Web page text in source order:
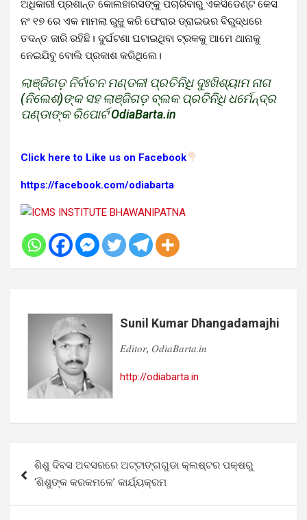
ଅଧିକାରୀ ପ୍ରଶାନ୍ତ କୋଲହାରସଙ୍କୁ ପଚାରିବାରୁ ଏକସିଡେଣ୍ଟ କେସ
ନଂ ୧୭ ରେ ଏକ ମାମଲା ରୁଜୁ କରି ଫେରାର ଡ୍ରାଇଭର ବିରୁଦ୍ଧରେ
ତଦନ୍ତ ଜାରି ରହିଛି। ଦୁର୍ଘଟଣା ଘଟାଇଥିବା ଟ୍ରକକୁ ଆମେ ଥାନାକୁ
ନେଇଯିବୁ ବୋଲି ପ୍ରକାଶ କରିଥିଲେ।
ଲାଞ୍ଜିଗଡ଼ ନିର୍ବାଚନ ମଣ୍ଡଳୀ ପ୍ରତିନିଧି ଦୁଃଖିଶ୍ୟାମ ନାଗ
(ନିଲେଶ)ଙ୍କ ସହ ଲାଞ୍ଜିଗଡ଼ ବ୍ଲକ ପ୍ରତିନିଧି ଧର୍ମେନ୍ଦ୍ର
ପଣ୍ଡାଙ୍କ ରିପୋର୍ଟ OdiaBarta.in
Click here to Like us on Facebook
https://facebook.com/odiabarta
Sunil Kumar Dhangadamajhi
𝐸𝑑𝑖𝑡𝑜𝑟, 𝑂𝑑𝑖𝑎𝐵𝑎𝑟𝑡𝑎.𝑖𝑛
http://odiabarta.in
navigation
ଶିଶୁ ଦିବସ ଅବସରରେ ଅଟ୍ଟାଙ୍ଗଗୁଡା କ୍ଲଷ୍ଟର ପକ୍ଷରୁ
‘ଶିଶୁଙ୍କ କରକମଳେ’ କାର୍ଯ୍ୟକ୍ରମ